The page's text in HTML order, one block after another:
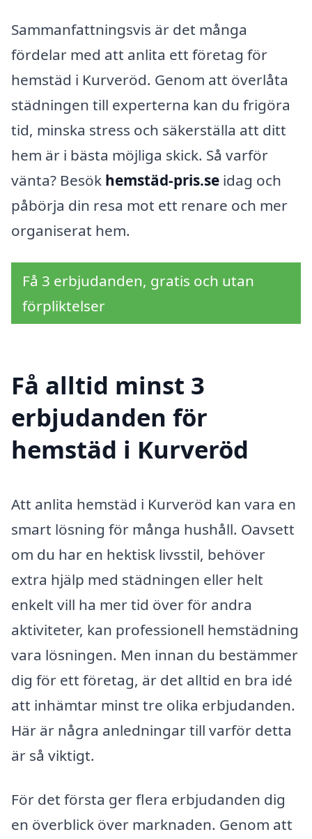
Sammanfattningsvis är det många
fördelar med att anlita ett företag för
hemstäd i Kurveröd. Genom att överlåta
städningen till experterna kan du frigöra
tid, minska stress och säkerställa att ditt
hem är i bästa möjliga skick. Så varför
vänta? Besök hemstäd-pris.se idag och
påbörja din resa mot ett renare och mer
organiserat hem.
Få 3 erbjudanden, gratis och utan
förpliktelser
Få alltid minst 3
erbjudanden för
hemstäd i Kurveröd
Att anlita hemstäd i Kurveröd kan vara en
smart lösning för många hushåll. Oavsett
om du har en hektisk livsstil, behöver
extra hjälp med städningen eller helt
enkelt vill ha mer tid över för andra
aktiviteter, kan professionell hemstädning
vara lösningen. Men innan du bestämmer
dig för ett företag, är det alltid en bra idé
att inhämtar minst tre olika erbjudanden.
Här är några anledningar till varför detta
är så viktigt.
För det första ger flera erbjudanden dig
en överblick över marknaden. Genom att